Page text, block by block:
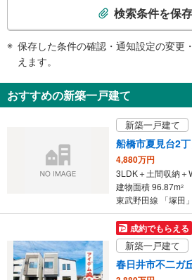
知
を
マ
イ
ペ
検索条件を保
保存した条件の確認・通知設定の変更
えます。
おすすめの新築一戸建て
新築一戸建て
船橋市夏見台2丁
4,880万円
3LDK＋土間収納＋
建物面積 96.87m2
東武野田線 「塚田
成約でもらえる
新築一戸建て
春日井市不二ガ